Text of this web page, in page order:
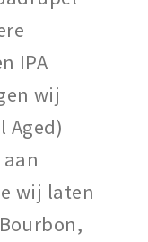
IPA
wij
Aged)
wij laten